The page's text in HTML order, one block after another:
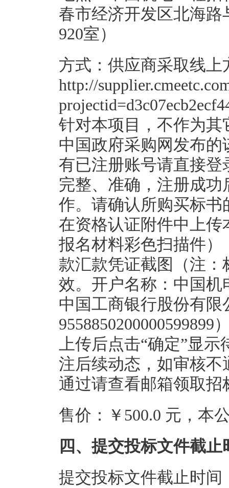
春市经济开发区北海
920室）
方式：供应商采取线
http://
针对本项目，不作为
中国政府采购网发布
有已注册账号请直接
完整、准确，注册成
作。请确认所购买标书
在资格认证附件中上
报名材料彩色扫描件
款汇款凭证截图（注
效。开户名称：中国
中国工商银行股份有
上传后点击“确定”显
注后续动态，如审核
通过请查看邮箱领取招
售价：￥500.0 元，本
四、提交投标文件截
提交投标文件截止时间